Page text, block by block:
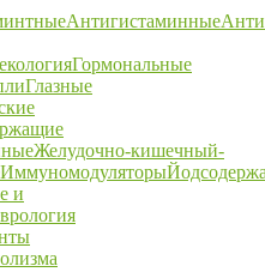
Антигистаминные
Гормональные
Глазные
Желудочно-кишечный-
Иммуномодуляторы
и